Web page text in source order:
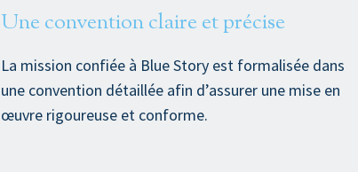
Une convention claire et précise
La mission confiée à Blue Story est formalisée dans
une convention détaillée afin d’assurer une mise en
œuvre rigoureuse et conforme.